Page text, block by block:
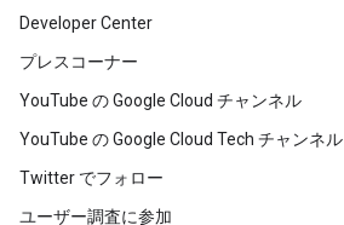
Developer Center
プレスコーナー
YouTube の Google Cloud チャンネル
YouTube の Google Cloud Tech チャンネル
Twitter でフォロー
ユーザー調査に参加